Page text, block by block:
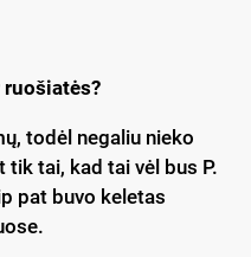
todėl negaliu nieko
tai, kad tai vėl bus P.
pat buvo keletas